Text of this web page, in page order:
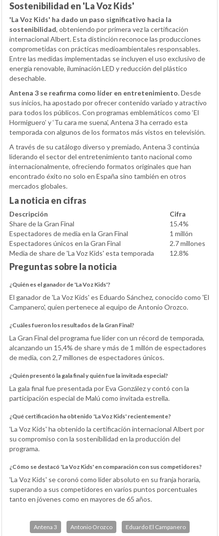
Sostenibilidad en 'La Voz Kids'
'La Voz Kids' ha dado un paso significativo hacia la
sostenibilidad, obteniendo por primera vez la certificación
internacional Albert. Esta distinción reconoce las producciones
comprometidas con prácticas medioambientales responsables.
Entre las medidas implementadas se incluyen el uso exclusivo de
energía renovable, iluminación LED y reducción del plástico
desechable.
Antena 3 se reafirma como líder en entretenimiento. Desde
sus inicios, ha apostado por ofrecer contenido variado y atractivo
para todos los públicos. Con programas emblemáticos como ‘El
Hormiguero’ y ‘Tu cara me suena’, Antena 3 ha cerrado esta
temporada con algunos de los formatos más vistos en televisión.
A través de su catálogo diverso y premiado, Antena 3 continúa
liderando el sector del entretenimiento tanto nacional como
internacionalmente, ofreciendo formatos originales que han
encontrado éxito no solo en España sino también en otros
mercados globales.
La noticia en cifras
Descripción
Cifra
Share de la Gran Final
15.4%
Espectadores de media en la Gran Final
1 millón
Espectadores únicos en la Gran Final
2.7 millones
Media de share de 'La Voz Kids' esta temporada
12.8%
Preguntas sobre la noticia
¿Quién es el ganador de 'La Voz Kids'?
El ganador de 'La Voz Kids' es Eduardo Sánchez, conocido como 'El
Campanero', quien pertenece al equipo de Antonio Orozco.
¿Cuáles fueron los resultados de la Gran Final?
La Gran Final del programa fue líder con un récord de temporada,
alcanzando un 15,4% de share y más de 1 millón de espectadores
de media, con 2,7 millones de espectadores únicos.
¿Quién presentó la gala final y quién fue la invitada especial?
La gala final fue presentada por Eva González y contó con la
participación especial de Malú como invitada estrella.
¿Qué certificación ha obtenido 'La Voz Kids' recientemente?
'La Voz Kids' ha obtenido la certificación internacional Albert por
su compromiso con la sostenibilidad en la producción del
programa.
¿Cómo se destacó 'La Voz Kids' en comparación con sus competidores?
'La Voz Kids' se coronó como líder absoluto en su franja horaria,
superando a sus competidores en varios puntos porcentuales
tanto en jóvenes como en mayores de 65 años.
Antena 3 Antonio Orozco Eduardo El Campanero